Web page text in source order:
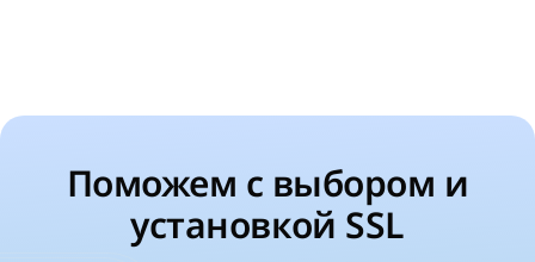
Поможем с выбором и
установкой SSL